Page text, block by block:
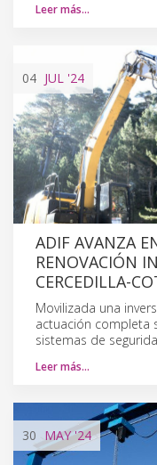
Leer más…
04 JUL '24
ADIF AVANZA
RENOVACIÓN
CERCEDILLA-
Movilizada una
actuación completa
sistemas de
Leer más…
30 MAY'24